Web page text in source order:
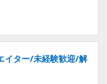
イター/未経験歓迎/解